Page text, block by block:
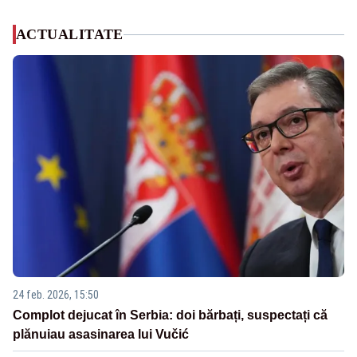
ACTUALITATE
24 feb. 2026, 15:50
Complot dejucat în Serbia: doi bărbați, suspectați că
plănuiau asasinarea lui Vučić